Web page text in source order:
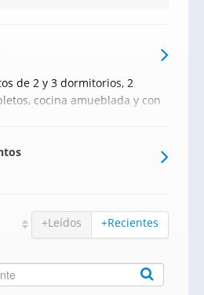
de 2 y 3 dormitorios, 2
cocina amueblada y con
amplias terrazas, plaza
+Leídos +Recientes